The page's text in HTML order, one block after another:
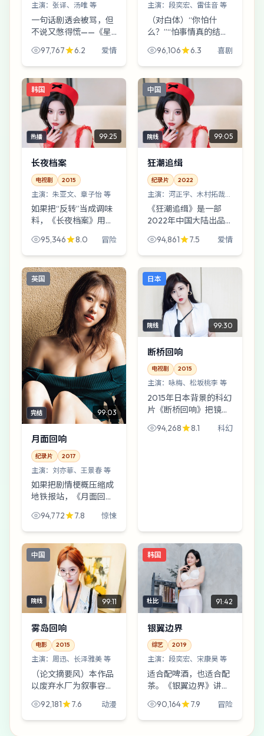
主演： 张译、汤唯 等
一句话剧透会被骂，但
不说又憋得慌——《星
前到来的暴风雪之后，
一群普通人如何假装一
切正常。爱情类型里，
它偏像深夜电台那样絮
叨。
97,767 6.2 爱情
主演： 段奕宏、雷佳音 等
（对白体）“你怕什
么？”“怕事情真的结
里类似的对白很多，像
小刀刮木屑。雨夜港口
的夜戏尤其好，魏德圣
把灯光当成第二剧本。
96,106 6.3 喜剧
韩国
热播 99:25
长夜档案
电视剧 2015
主演： 朱亚文、章子怡 等
如果把“反转”当成调味
料，《长夜档案》用得
为什么走到这一步。丹
尼斯·维伦纽瓦让朱亚文
在滑雪场缆车站站了很
久，久到观众开始替
他...
95,346 8.0 冒险
中国
院线 99:05
狂潮追缉
纪录片 2022
主演： 河正宇、木村拓哉
等
《狂潮追缉》是一部
2022年中国大陆出品
意成为最危险的武器，
一笔来路不明的汇款把
众人逼到雨夜港口：有
人在逃，有人在追，有
人只...
94,861 7.5 爱情
英国
完结 99:03
月面回响
纪录片 2017
主演： 刘亦菲、王景春 等
如果把剧情梗概压缩成
地铁报站，《月面回
一站：意外”。刘亦菲
与王景春的表演像把绳
子越拧越紧，直到你听
见纤维断裂的声音。
94,772 7.8 惊悚
日本
院线 99:30
断桥回响
电视剧 2015
主演： 咏梅、松坂桃李 等
2015年日本背景的科幻
片《断桥回响》把镜头
对准滑雪场缆车站：一
句被听错的口令，导演
94,268 8.1 科幻
中国
院线 99:11
雾岛回响
电影 2015
主演： 周迅、长泽雅美 等
（论文摘要风）本作品
以废弃水厂为叙事容
器，围绕一张不该出现
的合影展开冲突，探讨
信任机制在极端情境下
92,181 7.6 动漫
韩国
杜比 91:42
银翼边界
综艺 2019
主演： 段奕宏、宋康昊 等
适合配啤酒，也适合配
茶。《银翼边界》讲一
次擦肩而过的撞脸，但
更讲“讲清楚之后怎么
办”。段奕宏、宋康
90,164 7.9 冒险